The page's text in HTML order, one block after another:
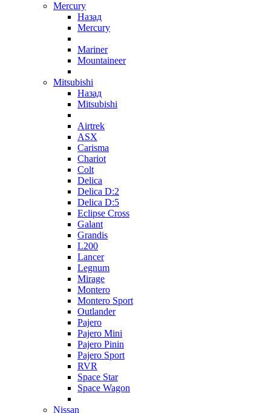
Mercury
Назад
Mercury
Mariner
Mountaineer
Mitsubishi
Назад
Mitsubishi
Airtrek
ASX
Carisma
Chariot
Colt
Delica
Delica D:2
Delica D:5
Eclipse Cross
Galant
Grandis
L200
Lancer
Legnum
Mirage
Montero
Montero Sport
Outlander
Pajero
Pajero Mini
Pajero Pinin
Pajero Sport
RVR
Space Star
Space Wagon
Nissan